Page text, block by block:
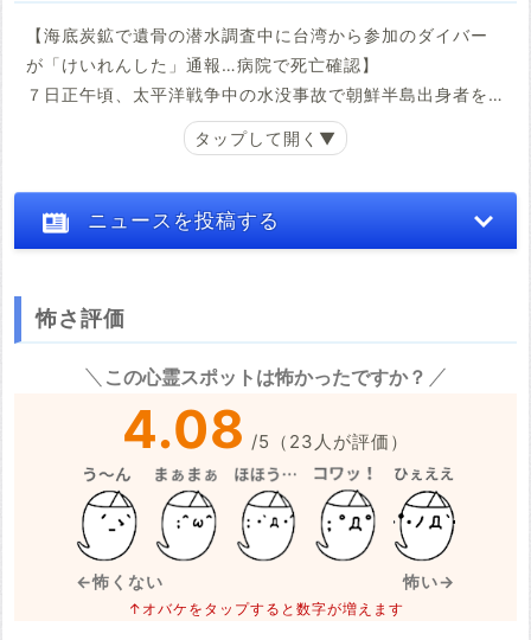
が、身元の確認をどう進めるのかは決まっておらず、課題
となっています。
故が起き、朝鮮半島出身の136人を含む183人が亡くなって
どから人の骨と確認されたということです。
警察によりますと、25日に見つかったのは太ももの骨1本と
腕の骨2本で、26日に見つかったのは頭の骨だったというこ
とです。市民団体によりますと、坑道の中で人の骨が見つ
かるのは初めてだということです。
調査にあたったダイバーによりますと、骨はいずれも、海
に突き出た排気筒の水深32メートル付近にある穴から坑道
に入って240メートルほど進んだところで見つかり、ほかに
も骨のようなものや靴のようなものが見られたということ
【海底炭鉱で遺骨の潜水調査中に台湾から参加のダイバー
が「けいれんした」通報…病院で死亡確認】
７日正午頃、太平洋戦争中の水没事故で朝鮮半島出身者を
含む１８３人の作業員が犠牲になった山口県宇部市沖の海
底炭鉱「長生炭鉱」で、潜水調査を行っていた関係者が
警宇部署によると、ダイバーの男性は搬送先の病院で死亡
の水非常を歴史に刻む会」によると、ダイバーは台湾から
力する海外のダイバー２人と一緒に、遺骨を回収するため
岸から３００メートル地点の海面に突き出たピーヤ（排
気・排水筒）から水中に入った。ダイバー２人が潜水作業
中、けいれんを起こしたのに気づいたという。
潜水調査は今月３日から開始。１１日までの予定だった
が、同会は中止する方向という。６日の調査では頭蓋骨と
みられる骨のようなものが見つかっていた。
ニュースを投稿する
※心霊体験談や怖い話はコメント欄での投稿をお願いします。
※事件・事故が起きた日付
怖さ評価
この心霊スポットは怖かったですか？
4.08 /5 （ 23 人が評価）
←怖くない 怖い→
↑オバケをタップすると数字が増えます